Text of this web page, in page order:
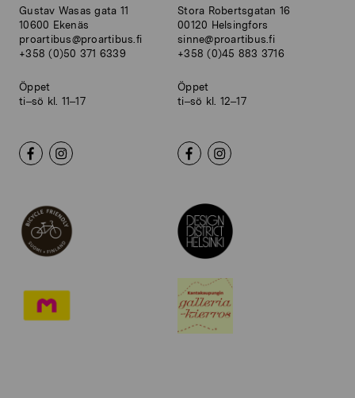
Gustav Wasas gata 11
10600 Ekenäs
proartibus@proartibus.fi
+358 (0)50 371 6339
Öppet
ti–sö kl. 11–17
Stora Robertsgatan 16
00120 Helsingfors
sinne@proartibus.fi
+358 (0)45 883 3716
Öppet
ti–sö kl. 12–17